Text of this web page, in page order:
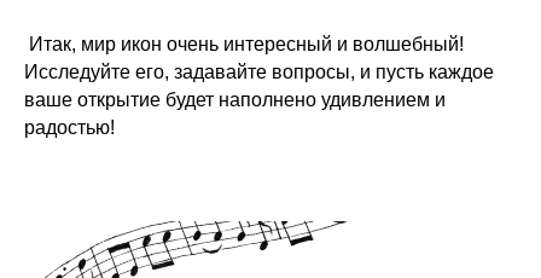
Итак, мир икон очень интересный и волшебный!
Исследуйте его, задавайте вопросы, и пусть каждое
ваше открытие будет наполнено удивлением и
радостью!